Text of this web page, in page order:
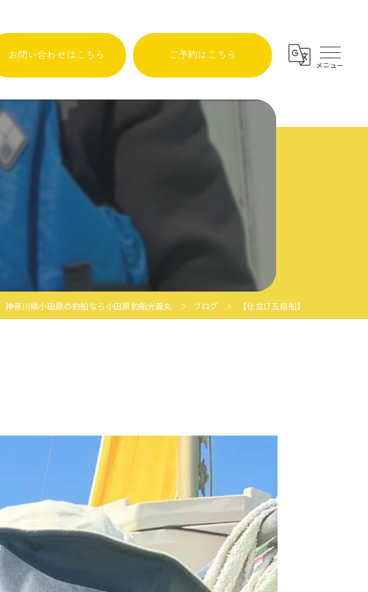
お問い合わせはこちら ご予約はこちら
神奈川県小田原の釣船なら小田原釣船光義丸 ブログ 【仕立LT五目船】